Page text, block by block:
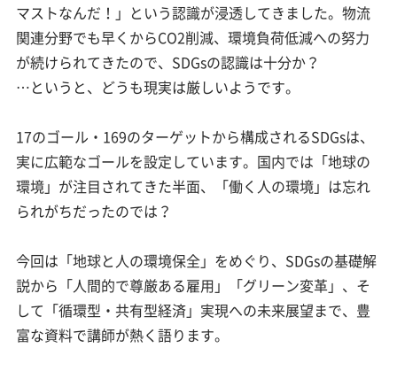
マストなんだ！」という認識が浸透してきました。物流
関連分野でも早くからCO2削減、環境負荷低減への努力
が続けられてきたので、SDGsの認識は十分か？
…というと、どうも現実は厳しいようです。
17のゴール・169のターゲットから構成されるSDGsは、
実に広範なゴールを設定しています。国内では「地球の
環境」が注目されてきた半面、「働く人の環境」は忘れ
られがちだったのでは？
今回は「地球と人の環境保全」をめぐり、SDGsの基礎解
説から「人間的で尊厳ある雇用」「グリーン変革」、そ
して「循環型・共有型経済」実現への未来展望まで、豊
富な資料で講師が熱く語ります。